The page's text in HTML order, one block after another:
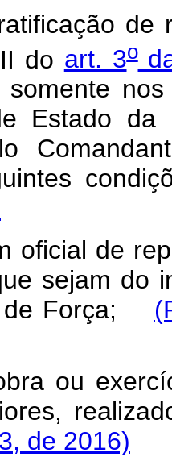
de
do art. 3o
Estado da
oficial de
sejam do
Força;
ou
de 2016)